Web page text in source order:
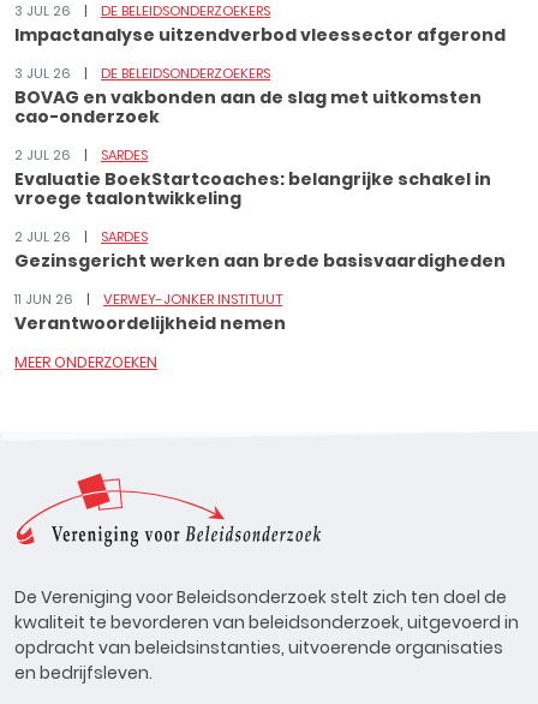
3 JUL 26 DE BELEIDSONDERZOEKERS
Impactanalyse uitzendverbod vleessector afgerond
3 JUL 26 DE BELEIDSONDERZOEKERS
BOVAG en vakbonden aan de slag met uitkomsten
cao-onderzoek
2 JUL 26 SARDES
Evaluatie BoekStartcoaches: belangrijke schakel in
vroege taalontwikkeling
2 JUL 26 SARDES
Gezinsgericht werken aan brede basisvaardigheden
11 JUN 26 VERWEY-JONKER INSTITUUT
Verantwoordelijkheid nemen
MEER ONDERZOEKEN
De Vereniging voor Beleidsonderzoek stelt zich ten doel de
kwaliteit te bevorderen van beleidsonderzoek, uitgevoerd in
opdracht van beleidsinstanties, uitvoerende organisaties
en bedrijfsleven.